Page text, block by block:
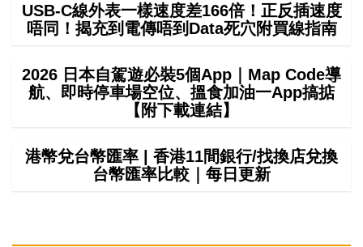
USB-C線外表一樣速度差166倍！正反插速度
唔同！揭充到電傳唔到Data死穴附買線指南
2026 日本自駕遊必裝5個App｜Map Code導
航、即時停車場空位、搵食加油一App搞掂
【附下載連結】
港幣兌台幣匯率 | 香港11間銀行/找換店兌換
台幣匯率比較｜每日更新